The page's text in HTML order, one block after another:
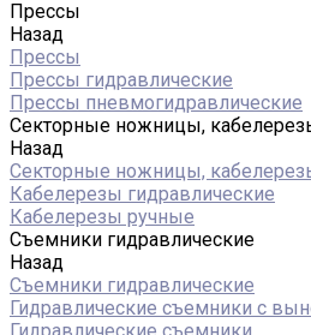
Прессы
Назад
Прессы
Прессы гидравлические
Прессы пневмогидравлические
Секторные ножницы,
Назад
Секторные ножницы,
Кабелерезы гидравлические
Кабелерезы ручные
Съемники гидравлические
Назад
Съемники гидравлические
Гидравлические cъемники с